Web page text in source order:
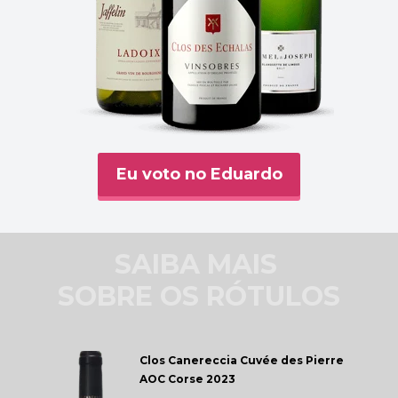
Eu voto no Eduardo
Clos Canereccia Cuvée des Pierre
AOC Corse 2023